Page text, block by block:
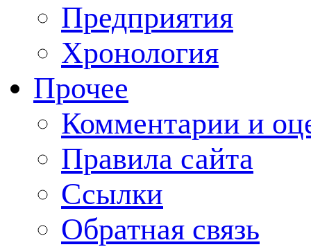
Предприятия
Хронология
Прочее
Комментарии и
Правила сайта
Ссылки
Обратная связь